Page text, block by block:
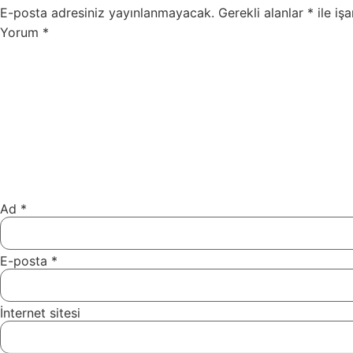
E-posta adresiniz yayınlanmayacak. Gerekli alanlar * ile
Yorum *
Ad *
E-posta *
İnternet sitesi